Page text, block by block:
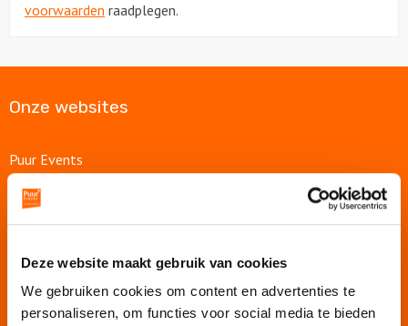
Deze website maakt gebruik van cookies
We gebruiken cookies om content en advertenties te
personaliseren, om functies voor social media te bieden
voorwaarden raadplegen.
Onze websites
Puur Events
Puur Uitjes
Puur Rotterdam
Puur Den Haag
Puur Haarlem